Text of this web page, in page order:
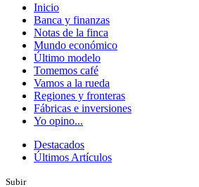
Inicio
Banca y finanzas
Notas de la finca
Mundo económico
Último modelo
Tomemos café
Vamos a la rueda
Regiones y fronteras
Fábricas e inversiones
Yo opino...
Destacados
Últimos Artículos
Subir